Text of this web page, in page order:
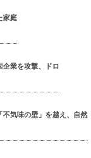
家庭
企業を攻撃、ドロ
気味の壁」を越え、自然